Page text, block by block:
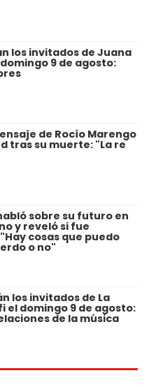
los invitados de Juana
9 de agosto:
de Rocío Marengo
tras su muerte: "La re
sobre su futuro en
y reveló si fue
cosas que puedo
o no"
los invitados de La
el domingo 9 de agosto:
de la música